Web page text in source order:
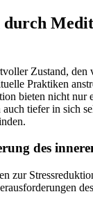
Zustand, den
Praktiken
bieten nicht nur
auch tiefer in sich
des
zur